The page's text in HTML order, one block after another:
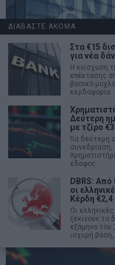
Goldman Sachs:
πτώση στα παγκόσμια
ΔΙΑΒΑΣΤΕ ΑΚΟΜΑ
Στα €15
για νέα
Η ενίσχυση
επέκτασης
βασικό
κερδοφορία
Δεύτερη
με τζίρο
Για δεύτερη
συνεδρίαση,
έδαφος.
DBRS: Από
οι
Κέρδη €2,4
Οι
ξεκινούν το
εξάμηνο του
ισχυρή βάση,